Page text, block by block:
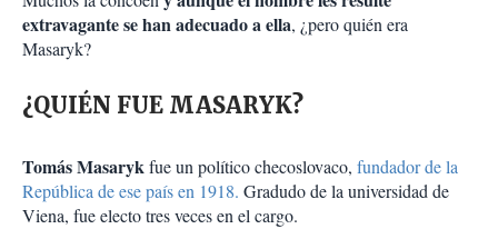
extravagante se han adecuado a ella, ¿pero quién era
Masaryk?
¿QUIÉN FUE MASARYK?
Tomás Masarykfue un político checoslovaco, fundador de la
República de ese país en 1918. Gradudo de la universidad de
Viena, fue electo tres veces en el cargo.